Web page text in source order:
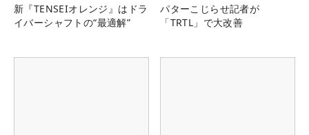
新『TENSEIオレンジ』はドラ
イバーシャフトの“最適解”
パターこじらせ記者が
「TRTL」で大改善